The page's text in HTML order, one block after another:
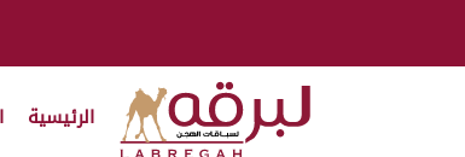
الرئيسية